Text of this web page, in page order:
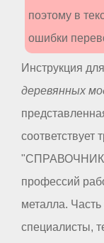
поэтому в
ошибки
Инструкция
деревянных
соответствует
"СПРАВОЧНИК
профессий
металла.
специалисты,